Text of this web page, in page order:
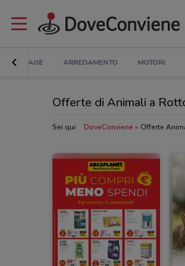
BRICOLAGE ARREDAMENTO MOTORI
Offerte di Animali a
Sei qui: DoveConviene Offerte